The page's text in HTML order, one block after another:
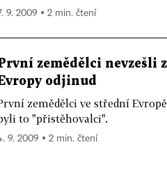
9. 2009 ▪ 2 min. čtení
zemědělci nevzešli
odjinud
zemědělci ve střední
to "přistěhovalci".
9. 2009 ▪ 2 min. čtení